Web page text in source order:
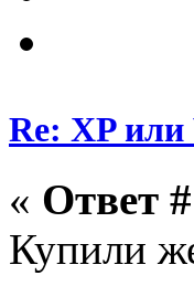
Re: XP
« Ответ
Купили